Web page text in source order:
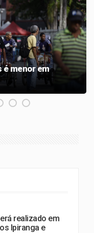
menor em
realizado em
Ipiranga e